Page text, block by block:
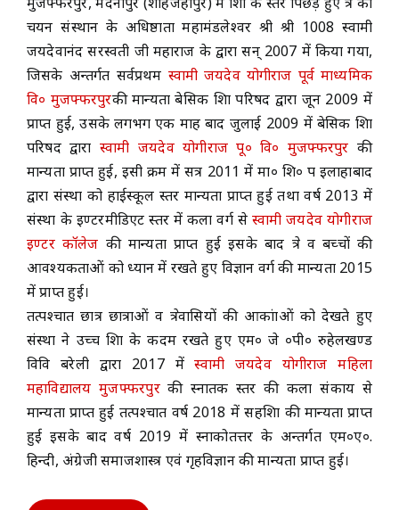
ACADEMICS
NEWS & EVENT
Important Documents
Gallery
Contact Us
चयन संस्थान के अधिष्ठाता महामंडलेश्वर श्री श्री 1008 स्वामी
जयदेवानंद सरस्वती जी महाराज के द्वारा सन् 2007 में किया गया,
जिसके अन्तर्गत सर्वप्रथम स्वामी जयदेव योगीराज पूर्व माध्यमिक
वि० मुजफ्फरपुरकी मान्यता बेसिक शिक्षा परिषद द्वारा जून 2009 में
प्राप्त हुई, उसके लगभग एक माह बाद जुलाई 2009 में बेसिक शिक्षा
परिषद द्वारा स्वामी जयदेव योगीराज पू० वि० मुजफ्फरपुर की
मान्यता प्राप्त हुई, इसी क्रम में सत्र 2011 में मा० शि० प इलाहाबाद
द्वारा संस्था को हाईस्कूल स्तर मान्यता प्राप्त हुई तथा वर्ष 2013 में
संस्था के इण्टरमीडिएट स्तर में कला वर्ग से स्वामी जयदेव योगीराज
इण्टर कॉलेज की मान्यता प्राप्त हुई इसके बाद क्षेत्र व बच्चों की
आवश्यकताओं को ध्यान में रखते हुए विज्ञान वर्ग की मान्यता 2015
में प्राप्त हुई।
तत्पश्चात छात्र छात्राओं व क्षेत्रवासियों की आकांक्षाओं को देखते हुए
संस्था ने उच्च शिक्षा के कदम रखते हुए एम० जे ०पी० रुहेलखण्ड
विवि बरेली द्वारा 2017 मेंस्वामी जयदेव योगीराज महिला
महाविद्यालय मुजफ्फरपुरकी स्नातक स्तर की कला संकाय से
मान्यता प्राप्त हुई तत्पश्चात वर्ष 2018 में सहशिक्षा की मान्यता प्राप्त
हुई इसके बाद वर्ष 2019 में स्नाकोतत्तर के अन्तर्गत एम०ए०.
हिन्दी, अंग्रेजी समाजशास्त्र एवं गृहविज्ञान की मान्यता प्राप्त हुई।